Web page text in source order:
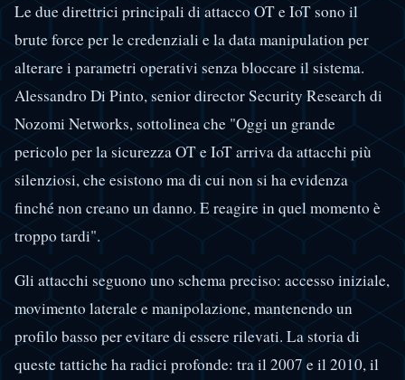
Le due direttrici principali di attacco OT e IoT sono il
brute force per le credenziali e la data manipulation per
alterare i parametri operativi senza bloccare il sistema.
Alessandro Di Pinto, senior director Security Research di
Nozomi Networks, sottolinea che "Oggi un grande
pericolo per la sicurezza OT e IoT arriva da attacchi più
silenziosi, che esistono ma di cui non si ha evidenza
finché non creano un danno. E reagire in quel momento è
troppo tardi".
Gli attacchi seguono uno schema preciso: accesso iniziale,
movimento laterale e manipolazione, mantenendo un
profilo basso per evitare di essere rilevati. La storia di
queste tattiche ha radici profonde: tra il 2007 e il 2010, il